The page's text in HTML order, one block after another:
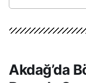
Akdağ’da